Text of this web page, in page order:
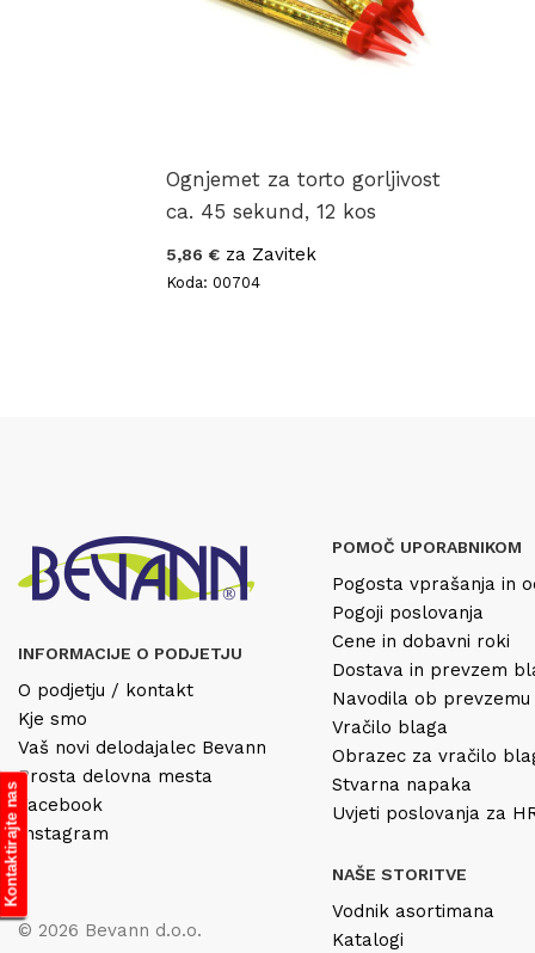
Ognjemet za torto gorljivost
ca. 45 sekund, 12 kos
5,86 € za Zavitek
Koda: 00704
INFORMACIJE O PODJETJU
O podjetju / kontakt
Kje smo
Vaš novi delodajalec Bevann
Prosta delovna mesta
Facebook
Instagram
© 2026 Bevann d.o.o.
POMOČ UPORABNIKOM
Pogosta vprašanja in
Pogoji poslovanja
Cene in dobavni roki
Dostava in prevzem
Navodila ob
Vračilo blaga
Obrazec za vračilo
Stvarna napaka
Uvjeti poslovanja za
NAŠE STORITVE
Vodnik asortimana
Katalogi
Kontaktirajte nas